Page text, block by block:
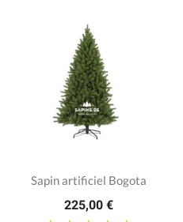
Sapin artificiel Bogota
225,00 €